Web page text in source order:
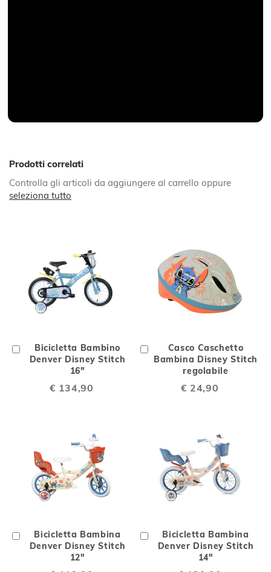
Prodotti correlati
Controlla gli articoli da aggiungere al carrello oppure
seleziona tutto
Bicicletta Bambino
Denver Disney Stitch
16"
€ 134,90
Aggiungi
al
Casco Caschetto
Bambina Disney Stitch
regolabile
€ 24,90
Aggiungi
al
Carrello
Bicicletta Bambina
Denver Disney Stitch
12"
Aggiungi
al
Bicicletta Bambina
Denver Disney Stitch
14"
Aggiungi
al